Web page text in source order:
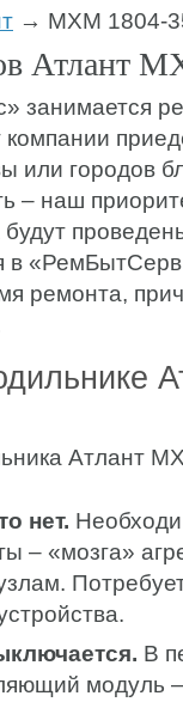
→ МХМ 1804-
Атлант
занимается
или городов
– наш
в
ремонта,
нет.
– «мозга»
В
модуль